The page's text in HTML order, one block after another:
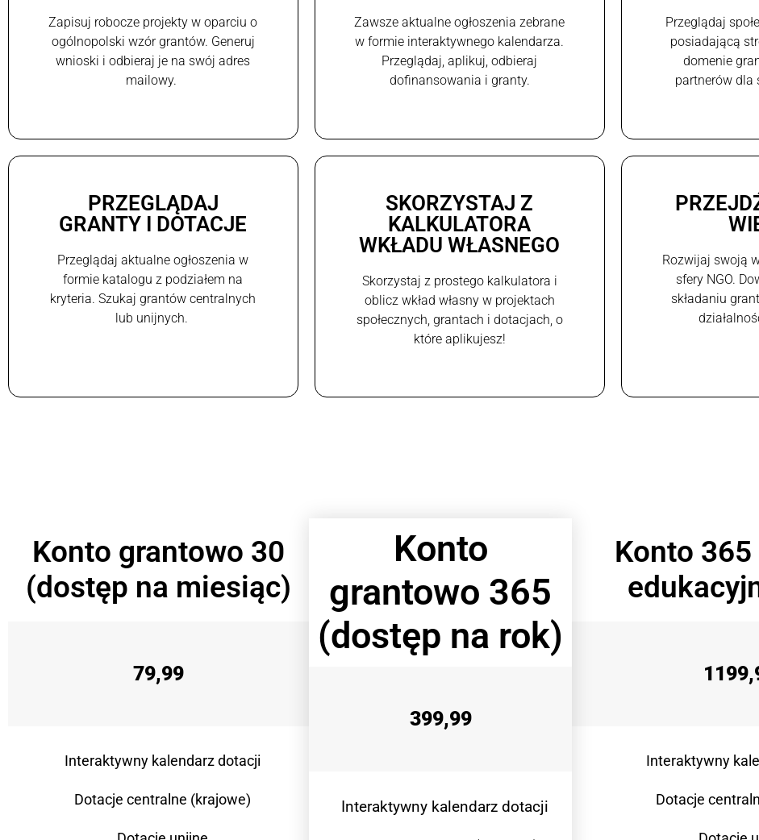
Zapisuj robocze projekty w oparciu o
ogólnopolski wzór grantów. Generuj
wnioski i odbieraj je na swój adres
mailowy.
Zawsze aktualne ogłoszenia zebrane
w formie interaktywnego kalendarza.
Przeglądaj, aplikuj, odbieraj
dofinansowania i granty.
Przeglądaj
posiadającą
domenie
partnerów dla
PRZEGLĄDAJ
GRANTY I DOTACJE
Przeglądaj aktualne ogłoszenia w
formie katalogu z podziałem na
kryteria. Szukaj grantów centralnych
lub unijnych.
SKORZYSTAJ Z
KALKULATORA
WKŁADU WŁASNEGO
Skorzystaj z prostego kalkulatora i
oblicz wkład własny w projektach
społecznych, grantach i dotacjach, o
które aplikujesz!
Rozwijaj swoją
sfery NGO.
składaniu
Konto grantowo 30
(dostęp na miesiąc)
79,99
Interaktywny kalendarz dotacji
Dotacje centralne (krajowe)
Konto
grantowo 365
(dostęp na rok)
399,99
Interaktywny kalendarz dotacji
Konto
Interaktywny
Dotacje